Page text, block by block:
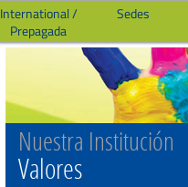
International /
Prepagada
Sedes
Nuestra Institución
Valores